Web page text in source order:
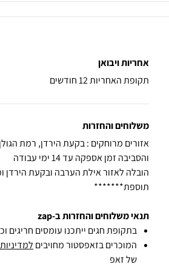
אחריות ויבואן
תקופת האחריות 12 חודשים
משלוחים והחזרות
תוספת*******
תנאי משלוחים והחזרות ב-zap
בתקופת חגים ייתכנו עומסים חריגים
המוכרים בזאפסטור מחויבים
של זאפ